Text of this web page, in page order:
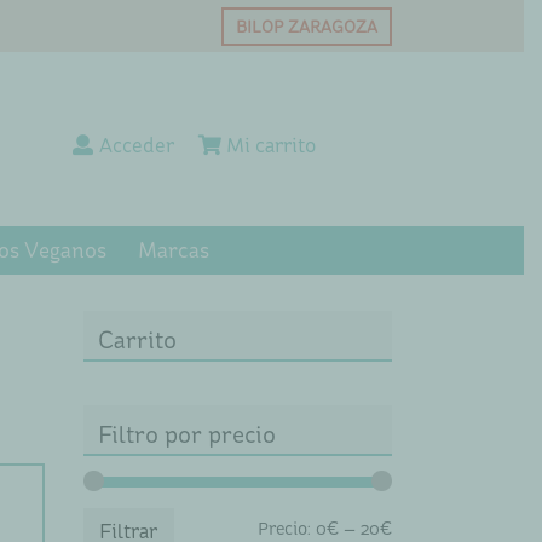
BILOP ZARAGOZA
Acceder Mi carrito
Veganos Marcas
Carrito
Filtro por precio
Precio
Precio
Filtrar Precio: 0€ — 20€